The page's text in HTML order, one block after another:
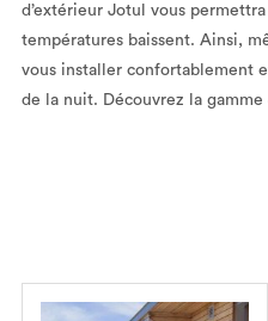
d’extérieur Jotul vous
températures baissent. Ainsi,
vous installer confortablement
de la nuit. Découvrez la gamme